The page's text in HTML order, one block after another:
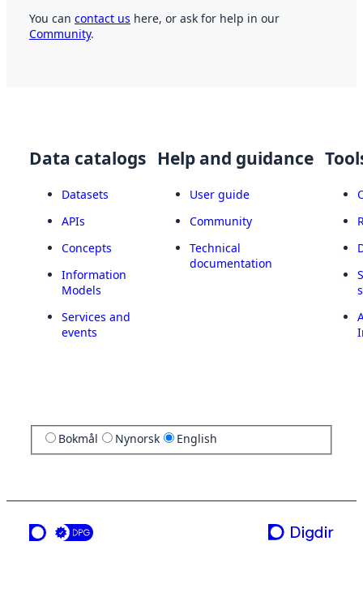
You can contact us here, or ask for help in our
Community.
Data catalogs
Datasets
APIs
Concepts
Information
Models
Services and
events
Help and guidance
User guide
Community
Technical
documentation
Bokmål Nynorsk English